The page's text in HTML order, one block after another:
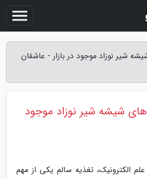
شیر نوزاد موجود در بازار - عاشقان
شیشه شیر نوزاد موجود
الکترونیک، تغذیه سالم یکی از مهم